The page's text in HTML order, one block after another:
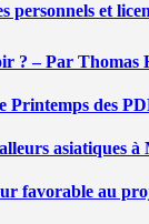
et
? – Par Thomas
Printemps des
asiatiques à
favorable au